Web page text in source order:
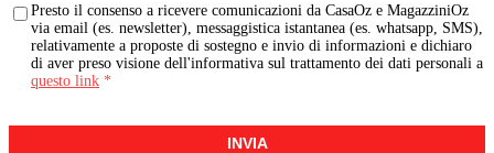
Presto il consenso a ricevere comunicazioni da CasaOz e MagazziniOz
via email (es. newsletter), messaggistica istantanea (es. whatsapp, SMS),
relativamente a proposte di sostegno e invio di informazioni e dichiaro
di aver preso visione dell'informativa sul trattamento dei dati personali a
questo link *
INVIA